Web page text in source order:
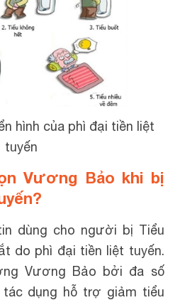
hình của phì đại tiền liệt
tuyến
Vương Bảo khi bị
dùng cho người bị Tiểu
do phì đại tiền liệt tuyến.
Vương Bảo bởi đa số
dụng hỗ trợ giảm tiểu